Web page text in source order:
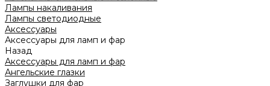
Лампы накаливания
Лампы светодиодные
Аксессуары
Аксессуары для ламп и фар
Назад
Аксессуары для ламп и фар
Ангельские глазки
Заглушки для фар